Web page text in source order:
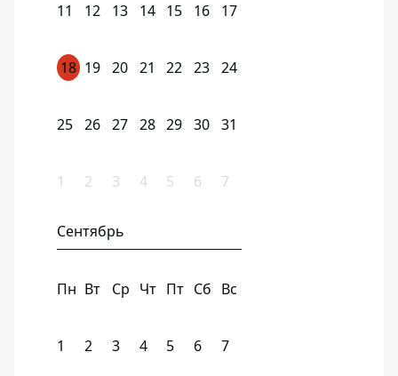
11 12 13 14 15 16 17
18 19 20 21 22 23 24
25 26 27 28 29 30 31
1 2 3 4 5 6 7
Сентябрь
Пн Вт Ср Чт Пт Сб Вс
1 2 3 4 5 6 7